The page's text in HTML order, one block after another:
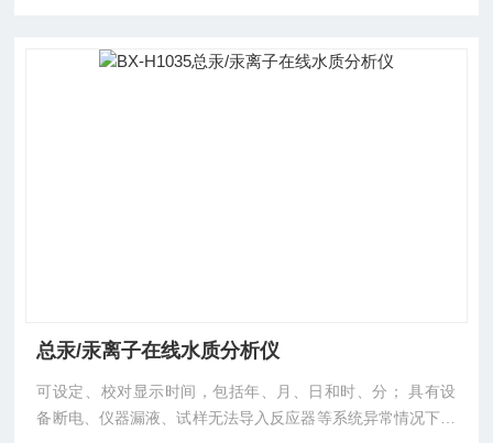
总汞/汞离子在线水质分析仪
可设定、校对显示时间，包括年、月、日和时、分； 具有设
备断电、仪器漏液、试样无法导入反应器等系统异常情况下的